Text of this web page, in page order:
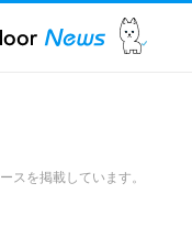
スを掲載しています。